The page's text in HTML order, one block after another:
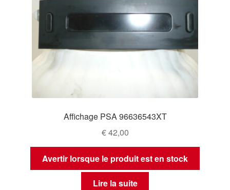
Affichage PSA 96636543XT
€42,00
Avertir lorsque le produit est en stock
Lire la suite